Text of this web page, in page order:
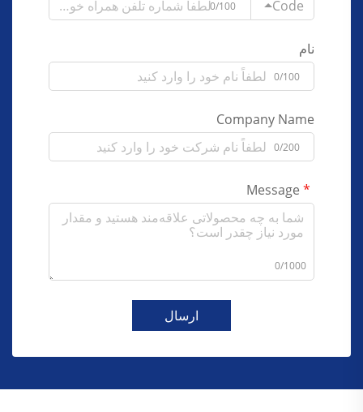
Code
0/100
نام
0/100
Company Name
0/200
0/1000
ارسال